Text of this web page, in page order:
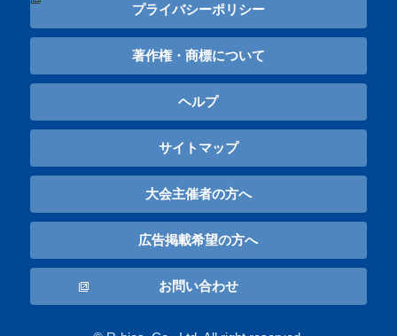
プライバシーポリシー
著作権・商標について
ヘルプ
サイトマップ
大会主催者の方へ
広告掲載希望の方へ
お問い合わせ